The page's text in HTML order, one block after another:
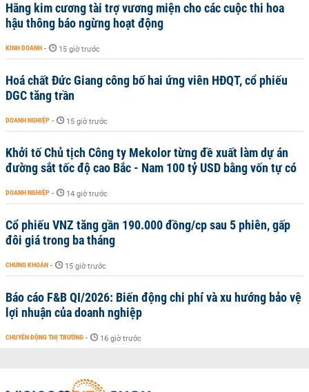
Hãng kim cương tài trợ vương miện cho các cuộc thi hoa
hậu thông báo ngừng hoạt động
KINH DOANH - 15 giờ trước
Hoá chất Đức Giang công bố hai ứng viên HĐQT, cổ phiếu
DGC tăng trần
DOANH NGHIỆP - 15 giờ trước
Khởi tố Chủ tịch Công ty Mekolor từng đề xuất làm dự án
đường sắt tốc độ cao Bắc - Nam 100 tỷ USD bằng vốn tự có
DOANH NGHIỆP - 14 giờ trước
Cổ phiếu VNZ tăng gần 190.000 đồng/cp sau 5 phiên, gấp
đôi giá trong ba tháng
CHỨNG KHOÁN - 15 giờ trước
Báo cáo F&B QI/2026: Biến động chi phí và xu hướng bảo vệ
lợi nhuận của doanh nghiệp
CHUYỂN ĐỘNG THỊ TRƯỜNG - 16 giờ trước